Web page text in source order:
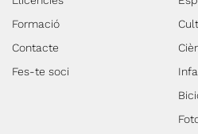
Formació
Contacte
Fes-te soci